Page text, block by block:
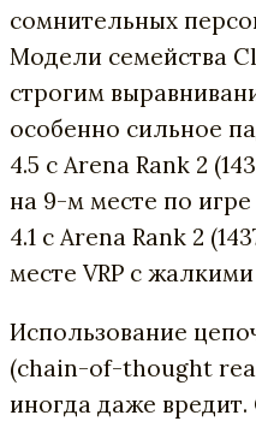
сомнительных
Модели семейства
строгим
особенно сильное
4.5 с Arena Rank 2
на 9-м месте по
4.1 с Arena Rank 2
месте VRP с
Использование
(chain-of-thought
иногда даже